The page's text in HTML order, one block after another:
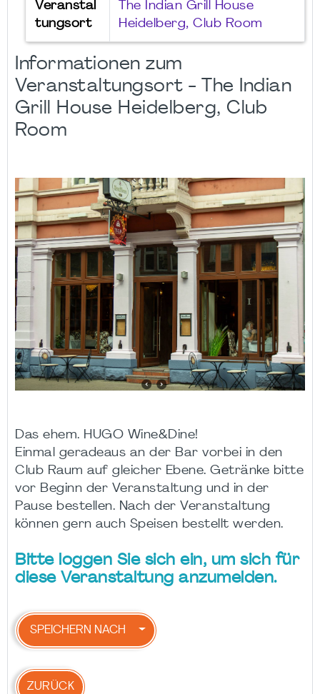
Veranstal
tungsort
The Indian Grill House
Heidelberg, Club Room
Informationen zum
Veranstaltungsort - The Indian
Grill House Heidelberg, Club
Room
Das ehem. HUGO Wine&Dine!
Einmal geradeaus an der Bar vorbei in den
Club Raum auf gleicher Ebene. Getränke bitte
vor Beginn der Veranstaltung und in der
Pause bestellen. Nach der Veranstaltung
können gern auch Speisen bestellt werden.
Bitte loggen Sie sich ein, um sich für
diese Veranstaltung anzumelden.
SPEICHERN NACH
ZURÜCK